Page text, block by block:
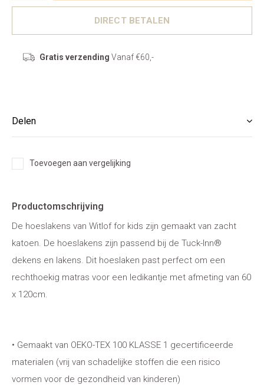
DIRECT BETALEN
Gratis verzending Vanaf €60,-
Delen
Toevoegen aan vergelijking
Productomschrijving
De hoeslakens van Witlof for kids zijn gemaakt van zacht
katoen. De hoeslakens zijn passend bij de Tuck-Inn®
dekens en lakens. Dit hoeslaken past perfect om een
rechthoekig matras voor een ledikantje met afmeting van 60
x 120cm.
• Gemaakt van OEKO-TEX 100 KLASSE 1 gecertificeerde
materialen (vrij van schadelijke stoffen die een risico
vormen voor de gezondheid van kinderen)